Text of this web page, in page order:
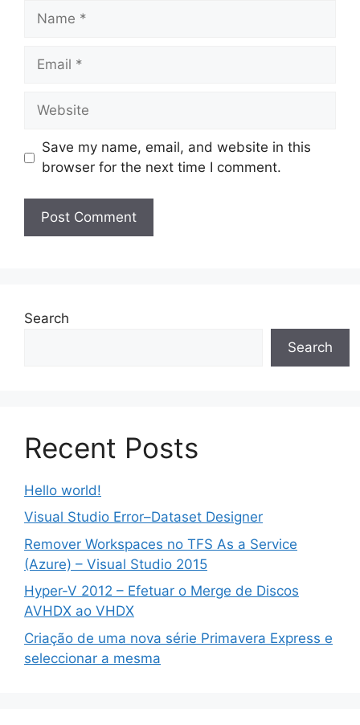
Name
Email
Website
Save my name, email, and website in this
browser for the next time I comment.
Search
Search
Recent Posts
Hello world!
Visual Studio Error–Dataset Designer
Remover Workspaces no TFS As a Service
(Azure) – Visual Studio 2015
Hyper-V 2012 – Efetuar o Merge de Discos
AVHDX ao VHDX
Criação de uma nova série Primavera Express e
seleccionar a mesma